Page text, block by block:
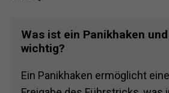
Was ist ein Panikhaken
wichtig?
Ein Panikhaken ermöglicht